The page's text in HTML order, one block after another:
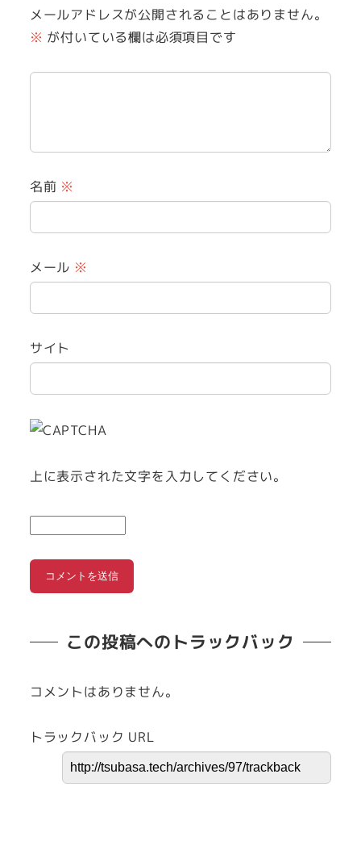
メールアドレスが公開されることはありません。
※ が付いている欄は必須項目です
名前 ※
メール ※
サイト
上に表示された文字を入力してください。
この投稿へのトラックバック
コメントはありません。
トラックバック URL